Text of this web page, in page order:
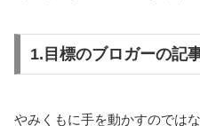
1.目標のブロガーの記
やみくもに手を動かすのでは